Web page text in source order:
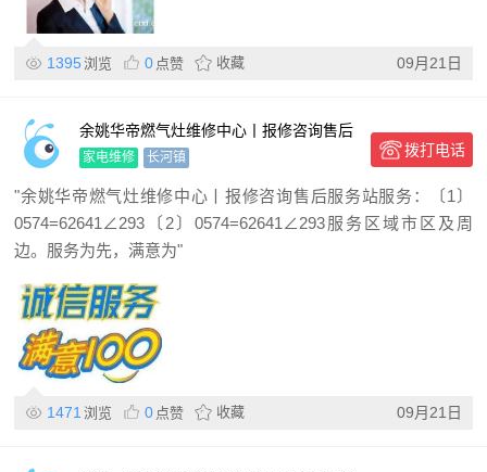
1395 浏览 0 点赞 收藏 09月21日
余姚华帝燃气灶维修中心丨报修咨询售后
服务站
家电维修 长河镇 拨打电话
"余姚华帝燃气灶维修中心丨报修咨询售后服务站服务：〔1〕
0574=62641∠293〔2〕0574=62641∠293服务区域市区及周
边。服务为先，满意为"
1471 浏览 0 点赞 收藏 09月21日